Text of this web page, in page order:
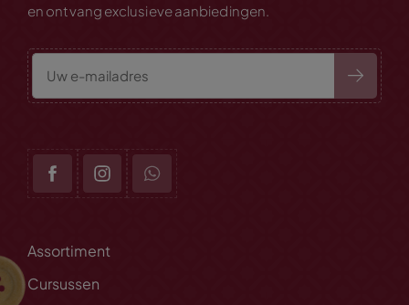
en ontvang exclusieve aanbiedingen.
Assortiment
Cursussen